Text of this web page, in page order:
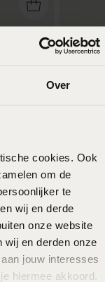
Over
cookies. Ook
om de
te
wij en derde
onze website
wij en derden onze
jouw interesses
hiermee akkoord.
kristal
voor
-33%